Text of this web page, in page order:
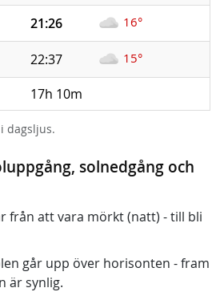
21:26 16°
22:37 15°
17h 10m
dagsljus.
solnedgång och
från att vara mörkt (natt) - till bli
går upp över horisonten - fram
är synlig.